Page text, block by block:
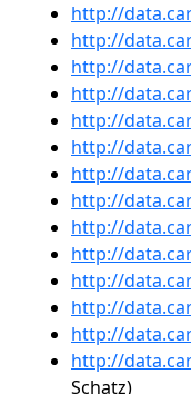
http://
http://
http://
http://
http://
http://
http://
http://
http://
http://
http://
http://
http://
http://
Schatz)